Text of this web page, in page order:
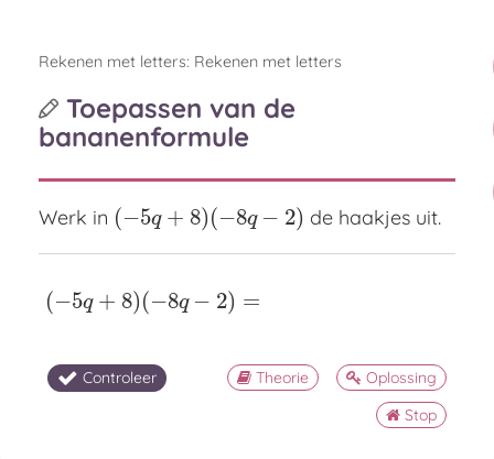
Rekenen met letters: Rekenen met letters
Toepassen van de
bananenformule
Werk in (−5q + 8)(−8q − 2)
(−5q+ 8) (−8q−2) de haakjes uit.
(−5q + 8)(−8q − 2) =
(−5q+ 8) (−8q−2)=
Controleer Theorie
Oplossing
Stop